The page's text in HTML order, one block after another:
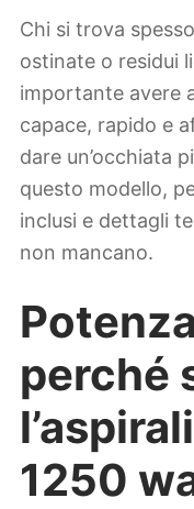
Chi si trova
ostinate o residui
importante avere
capace, rapido e
dare un’occhiata
questo modello,
inclusi e dettagli
non mancano.
perché
1250